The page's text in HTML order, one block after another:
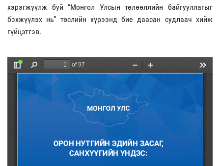
хэрэгжүүлж буй “Монгол Улсын төлөөллийн байгууллагыг
бэхжүүлэх нь” төслийн хүрээнд бие даасан судлаач хийж
гүйцэтгэв.